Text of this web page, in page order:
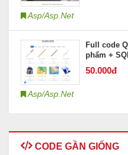
Asp/Asp.Net
Full code
phẩm +
50.000đ
Asp/Asp.Net
CODE GẦN GIỐNG